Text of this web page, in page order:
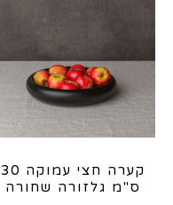
קערה חצי עמוקה 30
ס"מ גלזורה שחורה